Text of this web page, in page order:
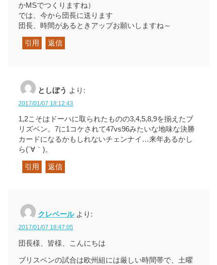
かMSでつくりますね）
では、今から団長に送ります
団長、時間があるときアップお願いしますね～
引用 返信
としぼう より:
2017/01/07 18:12:43
1,2こそはドーハに取られたものの3,4,5,8,9を揃えたブ
リズベン。7に1コケされて47vs96みたいな地味な決勝
カードになるかもしれないチェンナイ…来年あるかし
ら(´∀｀)。
引用 返信
クレベール より:
2017/01/07 18:47:05
団長様、皆様、こんにちは
ブリスベンの試合は欧州組には厳しい時間帯で、土曜